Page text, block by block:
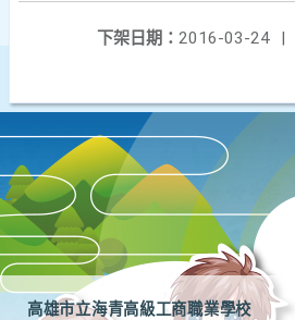
下架日期： 2016-03-24
|
高雄市立海青高級工商職業學校